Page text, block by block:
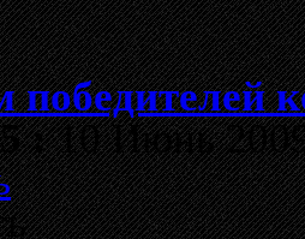
победителей
:10 Июнь